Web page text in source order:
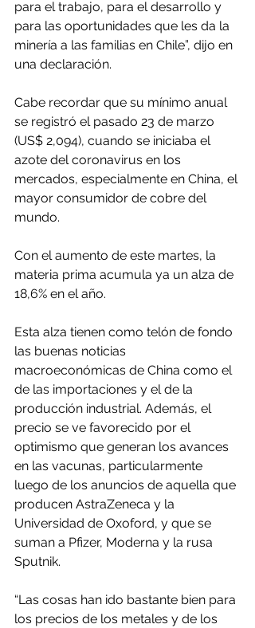
para el trabajo, para el desarrollo y
para las oportunidades que les da la
minería a las familias en Chile”, dijo en
una declaración.
Cabe recordar que su mínimo anual
se registró el pasado 23 de marzo
(US$ 2,094), cuando se iniciaba el
azote del coronavirus en los
mercados, especialmente en China, el
mayor consumidor de cobre del
mundo.
Con el aumento de este martes, la
materia prima acumula ya un alza de
18,6% en el año.
Esta alza tienen como telón de fondo
las buenas noticias
macroeconómicas de China como el
de las importaciones y el de la
producción industrial. Además, el
precio se ve favorecido por el
optimismo que generan los avances
en las vacunas, particularmente
luego de los anuncios de aquella que
producen AstraZeneca y la
Universidad de Oxoford, y que se
suman a Pfizer, Moderna y la rusa
Sputnik.
“Las cosas han ido bastante bien para
los precios de los metales y de los